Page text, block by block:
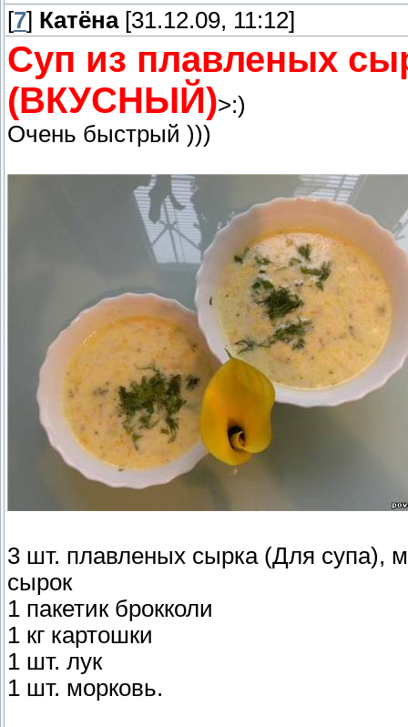
[7] Катёна[31.12.09, 11:12]
Суп из плавленых
(ВКУСНЫЙ)>:)
Очень быстрый )))
3 шт. плавленых сырка (Для супа),
сырок
1 пакетик брокколи
1 кг картошки
1 шт. лук
1 шт. морковь.